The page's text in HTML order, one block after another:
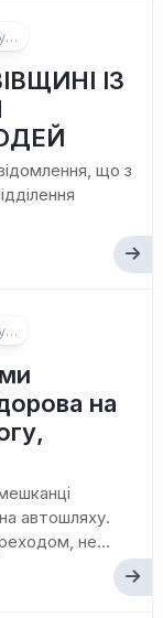
ІЗ
що з
на
автошляху.
не...